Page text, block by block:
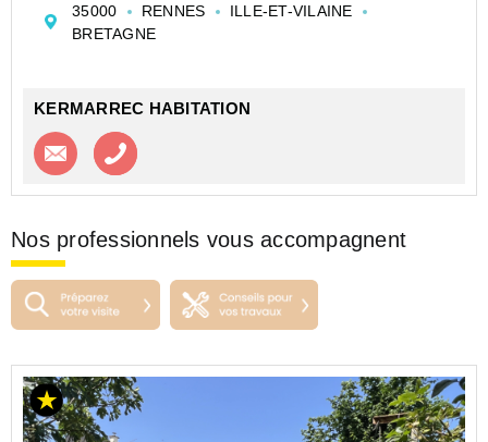
fort potentiel de valorisation après travaux importants
sont à prév...
35000 RENNES
ILLE-ET-VILAINE
BRETAGNE
KERMARREC HABITATION
Contacter l'agence
Nos professionnels vous accompagnent